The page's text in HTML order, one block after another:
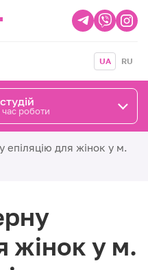
UA RU
роботи
епіляцію для жінок у м.
жінок у м.